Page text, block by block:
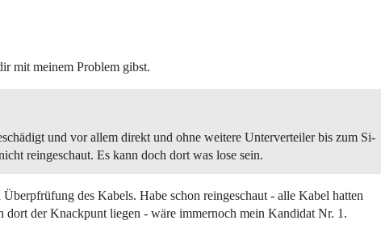
mit meinem Problem gibst.
und vor allem direkt und ohne weitere Unterverteiler bis zum Si-
reingeschaut. Es kann doch dort was lose sein.
des Kabels. Habe schon reingeschaut - alle Kabel hatten
der Knackpunt liegen - wäre immernoch mein Kandidat Nr. 1.